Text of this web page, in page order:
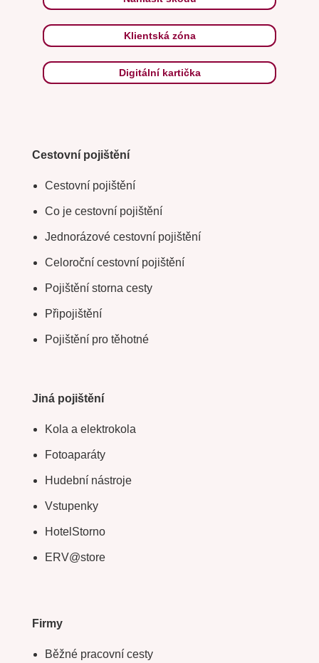
Klientská zóna
Digitální kartička
Cestovní pojištění
Cestovní pojištění
Co je cestovní pojištění
Jednorázové cestovní pojištění
Celoroční cestovní pojištění
Pojištění storna cesty
Připojištění
Pojištění pro těhotné
Jiná pojištění
Kola a elektrokola
Fotoaparáty
Hudební nástroje
Vstupenky
HotelStorno
ERV@store
Firmy
Běžné pracovní cesty